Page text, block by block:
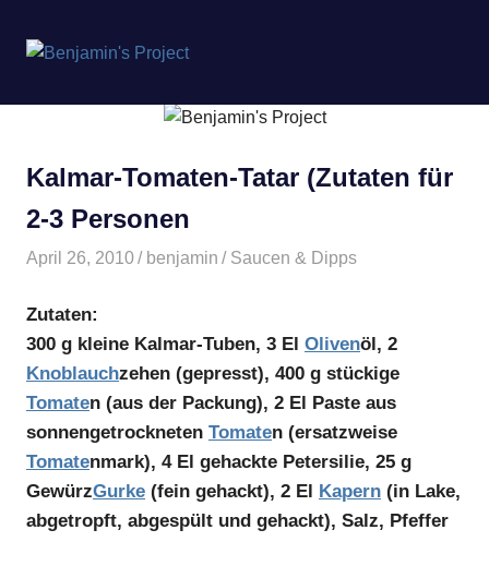
springen
Project
Kalmar-Tomaten-Tatar (Zutaten für
2-3 Personen
April 26, 2010 benjamin Saucen & Dipps
Zutaten:
300 g kleine Kalmar-Tuben, 3 El Olivenöl, 2
Knoblauchzehen (gepresst), 400 g stückige
Tomaten (aus der Packung), 2 El Paste aus
sonnengetrockneten Tomaten (ersatzweise
Tomatenmark), 4 El gehackte Petersilie, 25 g
GewürzGurke (fein gehackt), 2 El Kapern (in Lake,
abgetropft, abgespült und gehackt), Salz, Pfeffer